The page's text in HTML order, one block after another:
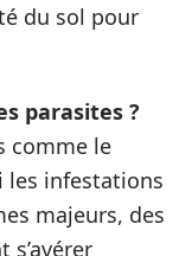
du sol pour
parasites ?
comme le
les infestations
majeurs, des